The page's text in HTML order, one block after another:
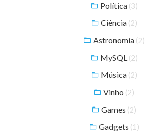
Política (3)
Ciência (2)
Astronomia (2)
MySQL (2)
Música (2)
Vinho (2)
Games (2)
Gadgets (1)